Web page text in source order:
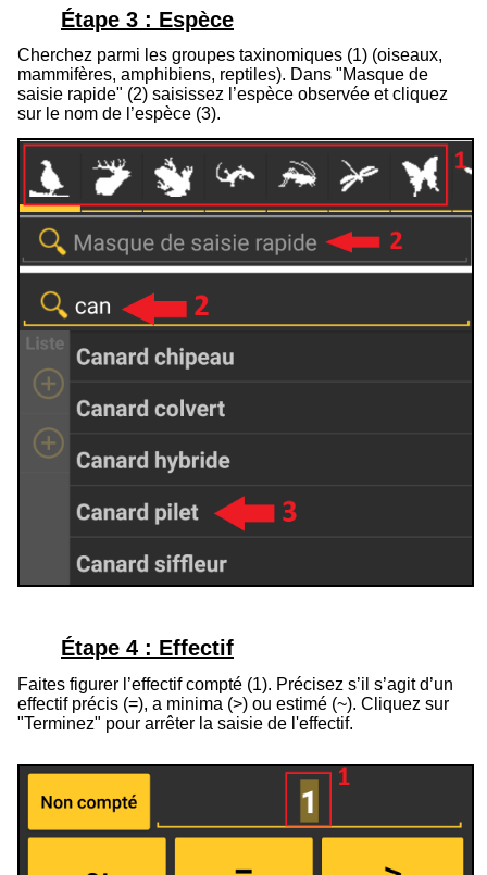
Étape 3 : Espèce
Cherchez parmi les groupes taxinomiques (1) (oiseaux,
mammifères, amphibiens, reptiles). Dans "Masque de
saisie rapide" (2) saisissez l’espèce observée et cliquez
sur le nom de l’espèce (3).
Étape 4 : Effectif
Faites figurer l’effectif compté (1). Précisez s’il s’agit d’un
effectif précis (=), a minima (>) ou estimé (~). Cliquez sur
"Terminez" pour arrêter la saisie de l'effectif.